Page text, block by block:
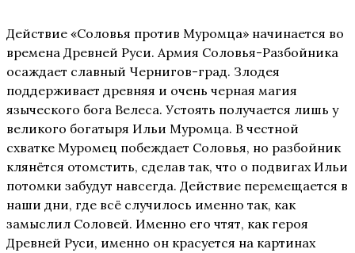
Действие «Соловья против Муромца» начинается во
времена Древней Руси. Армия Соловья-Разбойника
осаждает славный Чернигов-град. Злодея
поддерживает древняя и очень черная магия
языческого бога Велеса. Устоять получается лишь у
великого богатыря Ильи Муромца. В честной
схватке Муромец побеждает Соловья, но разбойник
клянётся отомстить, сделав так, что о подвигах Ильи
потомки забудут навсегда. Действие перемещается в
наши дни, где всё случилось именно так, как
замыслил Соловей. Именно его чтят, как героя
Древней Руси, именно он красуется на картинах